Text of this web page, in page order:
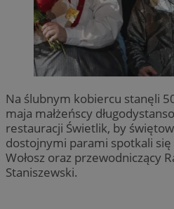
Na ślubnym kobiercu stanęli
maja małżeńscy
restauracji Świetlik, by
dostojnymi parami spotkali
Wołosz oraz przewodniczący
Staniszewski.